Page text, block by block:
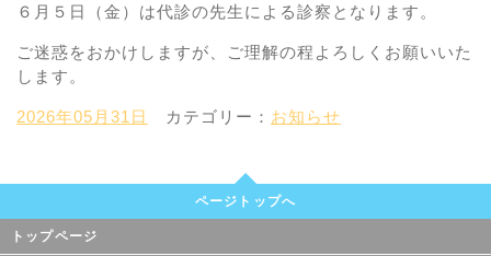
６月５日（金）は代診の先生による診察となります。
ご迷惑をおかけしますが、ご理解の程よろしくお願いいた
します。
2026年05月31日 カテゴリー： お知らせ
ページトップへ
トップページ